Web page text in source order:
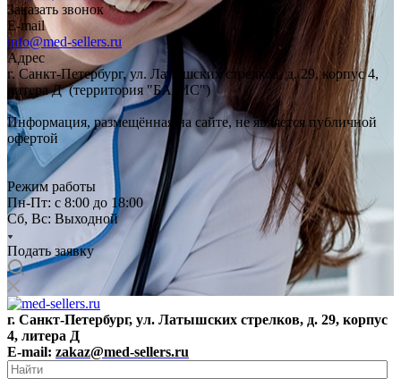
Заказать звонок
E-mail
info@med-sellers.ru
Адрес
г. Санкт-Петербург, ул. Латышских стрелков, д. 29, корпус 4,
литера Д (территория "БАЗИС")
Информация, размещённая на сайте, не является публичной
офертой
Режим работы
Пн-Пт: с 8:00 до 18:00
Сб, Вс: Выходной
Подать заявку
г. Санкт-Петербург, ул. Латышских стрелков, д. 29, корпус
4, литера Д
E-mail: zakaz@med-sellers.ru